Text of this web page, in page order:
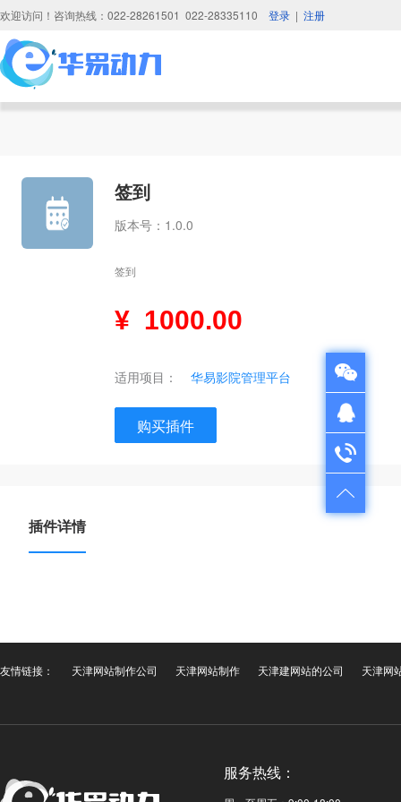
欢迎访问！咨询热线：022-28261501 022-28335110 登录 | 注册
签到
版本号：1.0.0
签到
¥ 1000.00
适用项目： 华易影院管理平台
购买插件
插件详情
友情链接： 天津网站制作公司 天津网站制作 天津建网站的公司 天津网
服务热线：
QQ在线咨询
QQ：1724312521